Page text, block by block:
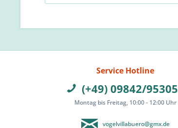
Service Hotline
(+49) 09842/
Montag bis Freitag, 10:00 - 12:00 Uhr
vogelvillabuero@gmx.de